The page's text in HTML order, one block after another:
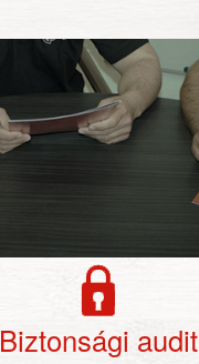
Biztonsági audit